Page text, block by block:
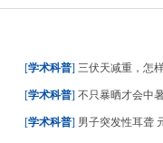
[学术科普] 三伏天减重，怎
[学术科普] 不只暴晒才会中
[学术科普] 男子突发性耳聋